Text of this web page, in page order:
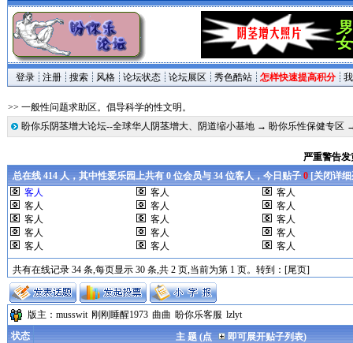
登录 注册 搜索 风格 论坛状态 论坛展区 秀色酷站 怎样快速提高积分
>> 一般性问题求助区。倡导科学的性文明。
盼你乐阴茎增大论坛--全球华人阴茎增大、阴道缩小基地→ 盼你乐性保健专区
严重警告
总在线 414 人，其中性爱乐园上共有 0 位会员与 34 位客人，今日贴子0[关闭详
客人
客人
客人
客人
客人
客人
客人
客人
客人
客人
客人
客人
客人
客人 客人
共有在线记录 34 条,每页显示 30 条,共 2 页,当前为第 1 页。转到： [尾页]
版主： musswit 刚刚睡醒1973 曲曲 盼你乐客服 lzlyt
状态
主 题 (点
即可展开贴子列表)